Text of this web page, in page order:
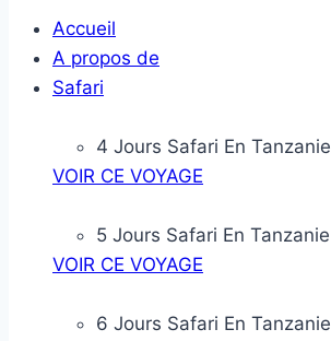
Accueil
A propos de
Safari
4 Jours Safari En Tanzanie
VOIR CE VOYAGE
5 Jours Safari En Tanzanie
VOIR CE VOYAGE
6 Jours Safari En Tanzanie